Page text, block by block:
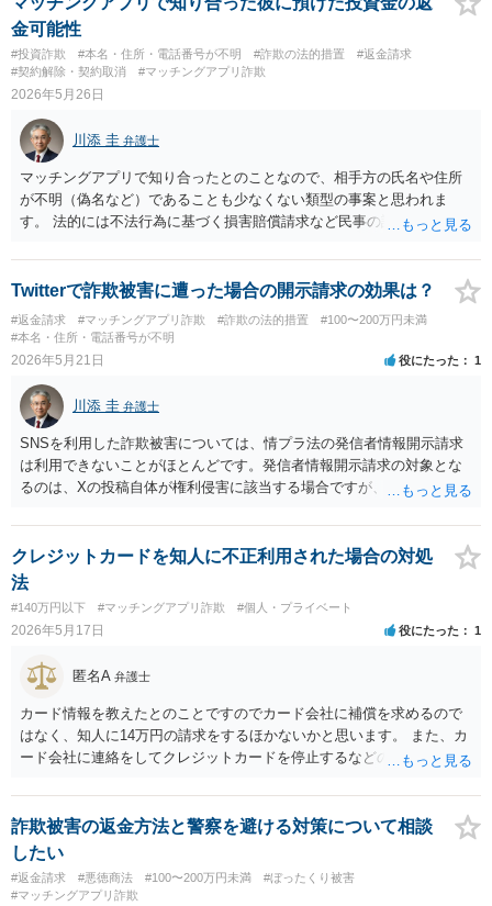
金可能性
#投資詐欺 #本名・住所・電話番号が不明 #詐欺の法的措置
#返金請求
#契約解除・契約取消
#マッチングアプリ詐欺
2026年5月26日
川添 圭 弁護士
マッチングアプリで知り合ったとのことなので、相手方の氏名や住所
が不明（偽名など）であることも少なくない類型の事案と思われま
す。 法的には不法行為に基づく損害賠償請求など民事の請求は可能と
かも知れませんが、相手方の特定がまず問題となり、特定できるとし
ても回収可能性が真正面から問題になる可能性高いと思われます。 費
用倒れのリスクもあるため、何をどこまでできるのかを検討する必要
はありますが、金額が大きいようですので、まずは弁護士へ相談され
た方がよいと思います。
Twitterで詐欺被害に遭った場合の開示請求の効果は？
#返金請求 #マッチングアプリ詐欺 #詐欺の法的措置
#100〜200万円未満
#本名・住所・電話番号が不明
2026年5月21日 役にたった 1
川添 圭 弁護士
SNSを利用した詐欺被害については、情プラ法の発信者情報開示請求
は利用できないことがほとんどです。発信者情報開示請求の対象とな
るのは、Xの投稿自体が権利侵害に該当する場合ですが、不特定の者に
でない（文面から詐欺と判るような投稿に人は騙されない）からで
す。また、リプライからDMへ誘導されて詐欺被害に遭った事案も、D
Mのやり取りは発信者情報開示請求の対象となる「特定電気通信」に
該当しませんので、同様の結論になります。 ちなみに、もしXからLIN
Eに誘導されて投資詐欺被害に遭ったのであれば、LINEアカウントの
電話番号・メールアドレスについてLINEヤフー社に対する弁護士会照
会を行えば回答が得られるようになりましたが、実際には、電話番号
等の回答が得られても特定が困難（匿名で契約可能な海外の携帯番号
など）であることも少なくないといわれています。
クレジットカードを知人に不正利用された場合の対処
法
#140万円以下 #マッチングアプリ詐欺 #個人・プライベート
2026年5月17日 役にたった 1
匿名A 弁護士
カード情報を教えたとのことですのでカード会社に補償を求めるので
はなく、知人に14万円の請求をするほかないかと思います。 また、カ
ード会社に連絡をしてクレジットカードを停止するなどの対応が必要
詐欺被害の返金方法と警察を避ける対策について相談
したい
#返金請求 #悪徳商法 #100〜200万円未満
#ぼったくり被害
#マッチングアプリ詐欺